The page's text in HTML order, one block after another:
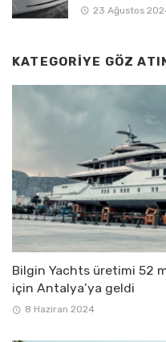
23 Ağustos
KATEGORIYE GÖZ
Bilgin Yachts üretimi 52
için Antalya’ya geldi
8 Haziran 2024